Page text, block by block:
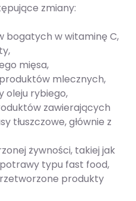
zmiany:
bogatych w witaminę C,
mięsa,
mlecznych,
oleju rybiego,
zawierających
tłuszczowe, głównie z
żywności, takiej jak
typu fast food,
produkty